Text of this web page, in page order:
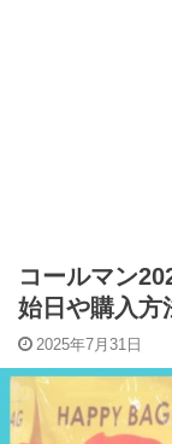
コールマン
始日や購入方
2025年7月31日